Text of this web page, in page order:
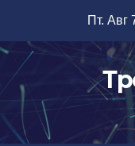
содержимому
Пт. Авг